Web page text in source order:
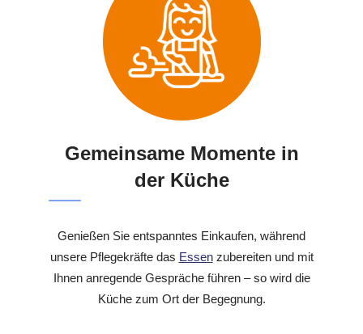
Gemeinsame Momente in
der Küche
Genießen Sie entspanntes Einkaufen, während
unsere Pflegekräfte das Essenzubereiten und mit
Ihnen anregende Gespräche führen – so wird die
Küche zum Ort der Begegnung.